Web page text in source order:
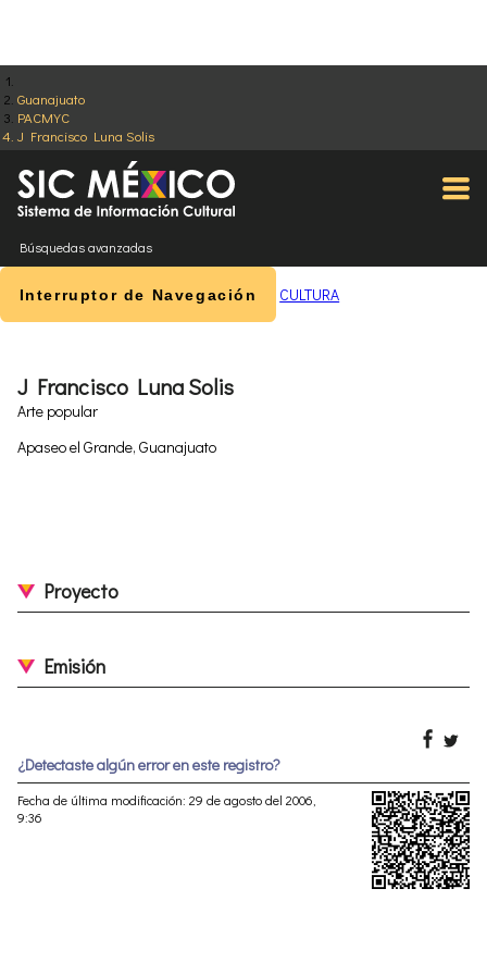
Guanajuato
PACMYC
J Francisco Luna Solis
Búsquedas avanzadas
Interruptor de Navegación CULTURA
J Francisco Luna Solis
Arte popular
Apaseo el Grande, Guanajuato
Proyecto
Emisión
¿Detectaste algún error en este registro?
Fecha de última modificación: 29 de agosto del 2006,
9:36